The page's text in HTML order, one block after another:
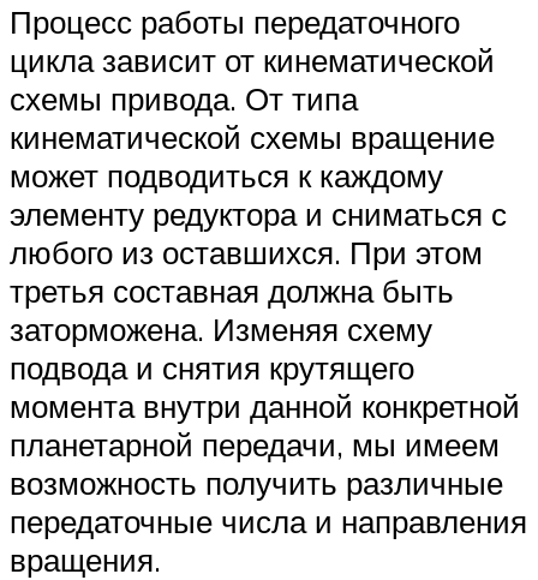
Процесс работы передаточного
цикла зависит от кинематической
схемы привода. От типа
кинематической схемы вращение
может подводиться к каждому
элементу редуктора и сниматься с
любого из оставшихся. При этом
третья составная должна быть
заторможена. Изменяя схему
подвода и снятия крутящего
момента внутри данной конкретной
планетарной передачи, мы имеем
возможность получить различные
передаточные числа и направления
вращения.